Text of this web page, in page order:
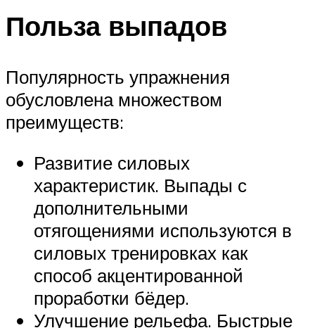
Польза выпадов
Популярность упражнения
обусловлена множеством
преимуществ:
Развитие силовых
характеристик. Выпады с
дополнительными
отягощениями используются в
силовых тренировках как
способ акцентированной
проработки бёдер.
Улучшение рельефа. Быстрые